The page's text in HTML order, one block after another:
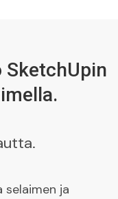
selaimen ja